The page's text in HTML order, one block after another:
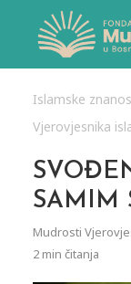
Islamske
Vjerovjesnika
SAMIM
Mudrosti
2 min čitanja